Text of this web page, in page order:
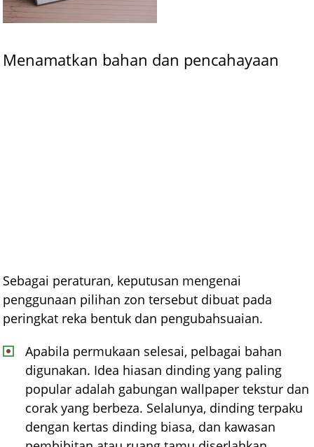
Menamatkan bahan dan pencahayaan
Sebagai peraturan, keputusan mengenai
penggunaan pilihan zon tersebut dibuat pada
peringkat reka bentuk dan pengubahsuaian.
Apabila permukaan selesai, pelbagai bahan
digunakan. Idea hiasan dinding yang paling
popular adalah gabungan wallpaper tekstur dan
corak yang berbeza. Selalunya, dinding terpaku
dengan kertas dinding biasa, dan kawasan